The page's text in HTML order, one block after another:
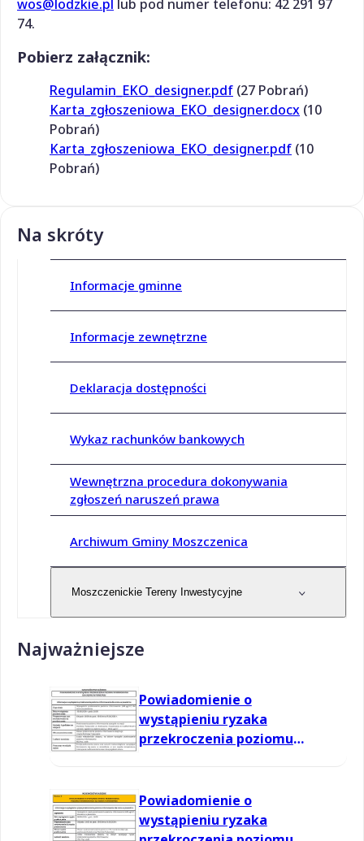
wos@lodzkie.pl lub pod numer telefonu: 42 291 97
74.
Pobierz załącznik:
Regulamin_EKO_designer.pdf (27 Pobrań)
Karta_zgłoszeniowa_EKO_designer.docx (10
Pobrań)
Karta_zgłoszeniowa_EKO_designer.pdf (10
Pobrań)
Na skróty
Informacje gminne
Informacje zewnętrzne
Deklaracja dostępności
Wykaz rachunków bankowych
Wewnętrzna procedura dokonywania
zgłoszeń naruszeń prawa
Archiwum Gminy Moszczenica
Moszczenickie Tereny Inwestycyjne
Najważniejsze
Powiadomienie o
wystąpieniu ryzaka
przekroczenia poziomu
Powiadomienie o
wystąpieniu ryzaka